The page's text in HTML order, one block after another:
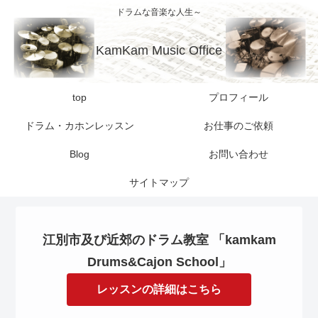
ドラムな音楽な人生～
KamKam Music Office
top プロフィール
ドラム・カホンレッスン お仕事のご依頼
Blog お問い合わせ
サイトマップ
江別市及び近郊のドラム教室 「kamkam
Drums&Cajon School」
レッスンの詳細はこちら